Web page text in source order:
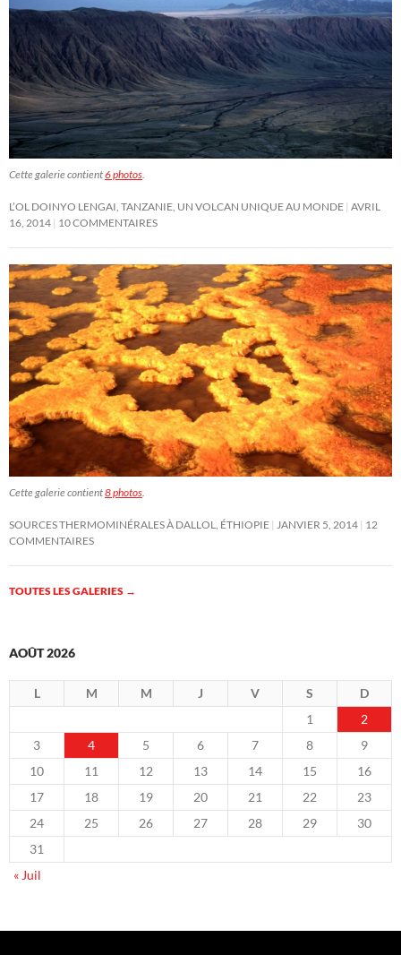
Cette galerie contient6 photos.
L’OL DOINYO LENGAI, TANZANIE, UN VOLCAN UNIQUE AU MONDE AVRIL
16, 2014 10 COMMENTAIRES
Cette galerie contient8 photos.
SOURCES THERMOMINÉRALES À DALLOL, ÉTHIOPIE JANVIER 5, 2014 12
COMMENTAIRES
TOUTES LES GALERIES →
AOÛT 2026
L M M J V S
D
1
2
3
4 5 6 7 8
9
10
11 12 13 14 15
16
17
18 19 20 21 22
23
24
25 26 27 28 29
30
31
« Juil